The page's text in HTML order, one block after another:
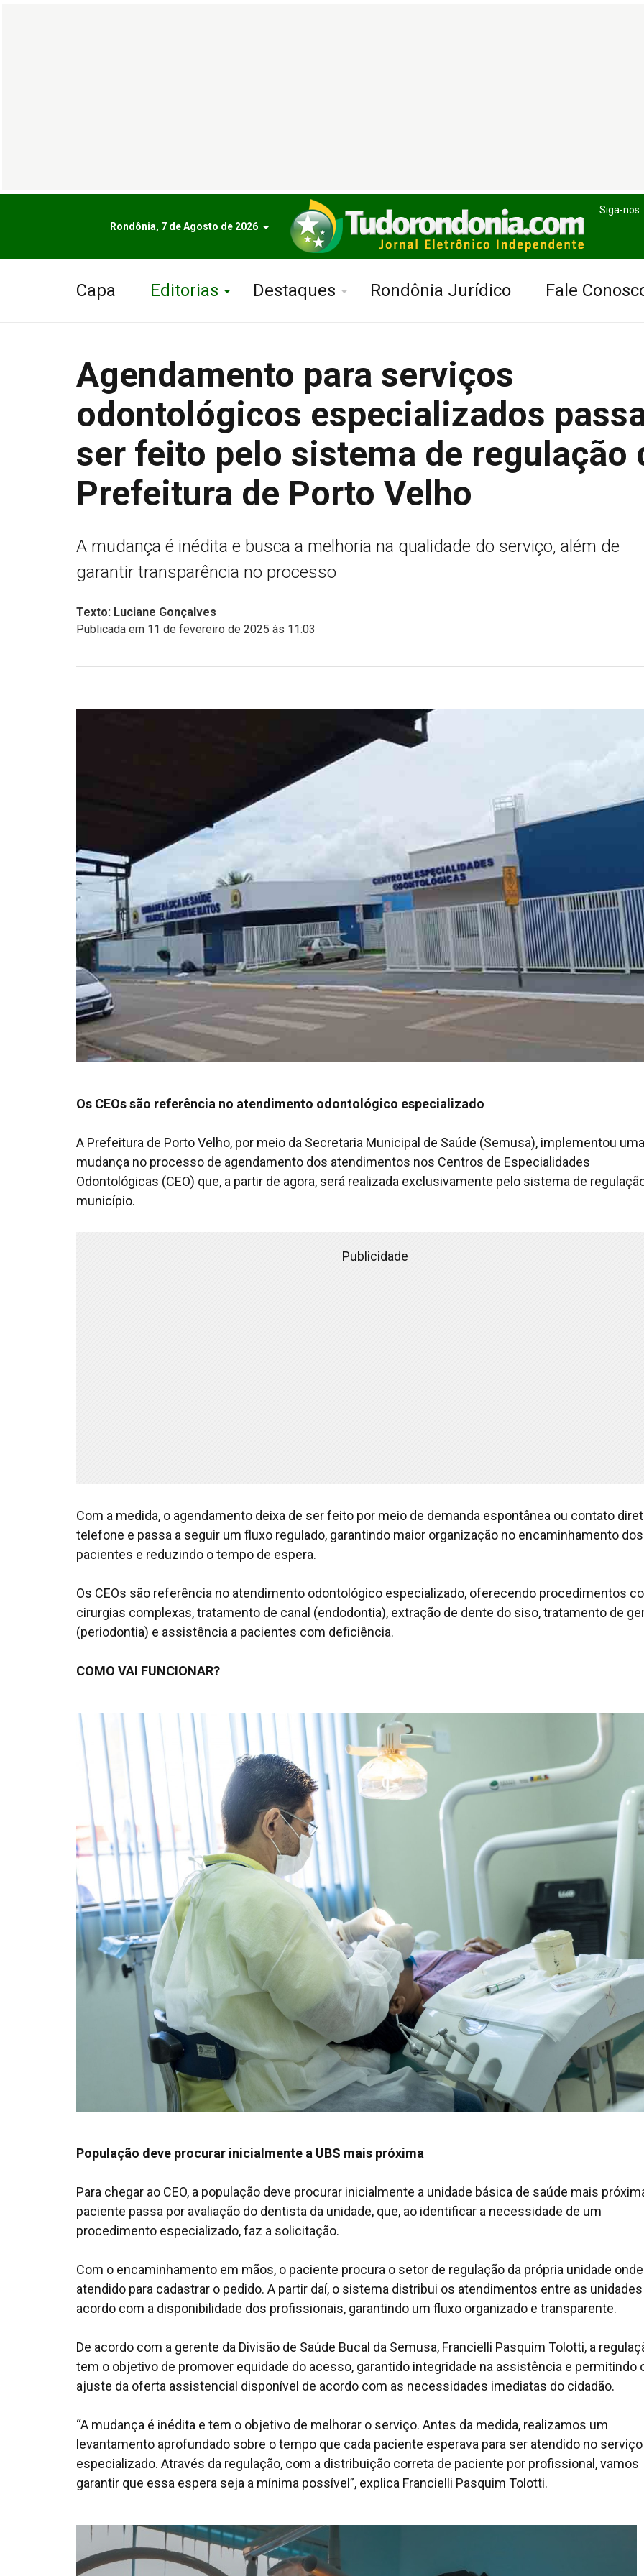
Rondônia, 7 de Agosto de 2026
Siga-nos
Capa Editorias Destaques Rondônia Jurídico Fale
Agendamento para serviços
odontológicos especializados
ser feito pelo sistema de regulação
Prefeitura de Porto Velho
A mudança é inédita e busca a melhoria na qualidade do serviço, além de
garantir transparência no processo
Texto: Luciane Gonçalves
Publicada em 11 de fevereiro de 2025 às 11:03
Os CEOs são referência no atendimento odontológico especializado
A Prefeitura de Porto Velho, por meio da Secretaria Municipal de Saúde (Semusa), implementou uma
mudança no processo de agendamento dos atendimentos nos Centros de Especialidades
Odontológicas (CEO) que, a partir de agora, será realizada exclusivamente pelo sistema de
município.
Publicidade
Com a medida, o agendamento deixa de ser feito por meio de demanda espontânea ou contato
telefone e passa a seguir um fluxo regulado, garantindo maior organização no encaminhamento dos
pacientes e reduzindo o tempo de espera.
Os CEOs são referência no atendimento odontológico especializado, oferecendo procedimentos
cirurgias complexas, tratamento de canal (endodontia), extração de dente do siso, tratamento de
(periodontia) e assistência a pacientes com deficiência.
COMO VAI FUNCIONAR?
População deve procurar inicialmente a UBS mais próxima
Para chegar ao CEO, a população deve procurar inicialmente a unidade básica de saúde mais
paciente passa por avaliação do dentista da unidade, que, ao identificar a necessidade de um
procedimento especializado, faz a solicitação.
Com o encaminhamento em mãos, o paciente procura o setor de regulação da própria unidade
atendido para cadastrar o pedido. A partir daí, o sistema distribui os atendimentos entre as
acordo com a disponibilidade dos profissionais, garantindo um fluxo organizado e transparente.
De acordo com a gerente da Divisão de Saúde Bucal da Semusa, Francielli Pasquim Tolotti, a
tem o objetivo de promover equidade do acesso, garantido integridade na assistência e permitindo
ajuste da oferta assistencial disponível de acordo com as necessidades imediatas do cidadão.
“A mudança é inédita e tem o objetivo de melhorar o serviço. Antes da medida, realizamos um
levantamento aprofundado sobre o tempo que cada paciente esperava para ser atendido no serviço
especializado. Através da regulação, com a distribuição correta de paciente por profissional, vamos
garantir que essa espera seja a mínima possível”, explica Francielli Pasquim Tolotti.